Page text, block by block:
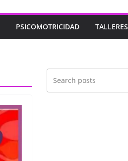
PSICOMOTRICIDAD TALLERES